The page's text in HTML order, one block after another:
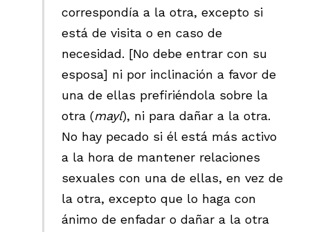
correspondía a la otra, excepto si
está de visita o en caso de
necesidad. [No debe entrar con su
esposa] ni por inclinación a favor de
una de ellas prefiriéndola sobre la
otra (mayl), ni para dañar a la otra.
No hay pecado si él está más activo
a la hora de mantener relaciones
sexuales con una de ellas, en vez de
la otra, excepto que lo haga con
ánimo de enfadar o dañar a la otra